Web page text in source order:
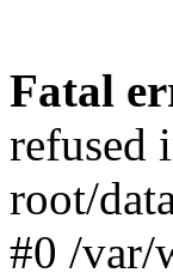
Fatal
refused
root/
#0 /var/